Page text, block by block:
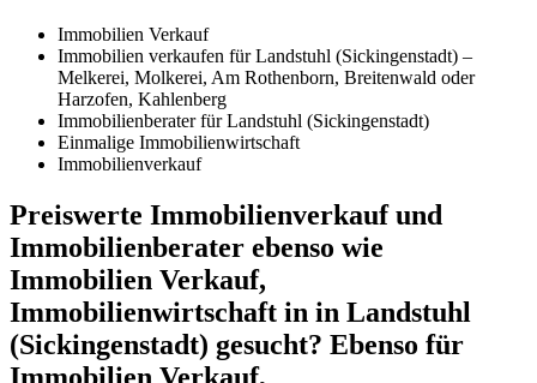
Immobilien Verkauf
Immobilien verkaufen für Landstuhl (Sickingenstadt) –
Melkerei, Molkerei, Am Rothenborn, Breitenwald oder
Harzofen, Kahlenberg
Immobilienberater für Landstuhl (Sickingenstadt)
Einmalige Immobilienwirtschaft
Immobilienverkauf
Preiswerte Immobilienverkauf und
Immobilienberater ebenso wie
Immobilien Verkauf,
Immobilienwirtschaft in in Landstuhl
(Sickingenstadt) gesucht? Ebenso für
Immobilien Verkauf,